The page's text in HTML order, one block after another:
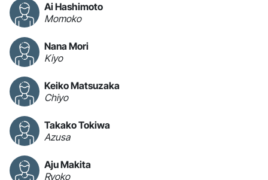
Ai Hashimoto
Momoko
Nana Mori
Kiyo
Keiko Matsuzaka
Chiyo
Takako Tokiwa
Azusa
Aju Makita
Ryoko